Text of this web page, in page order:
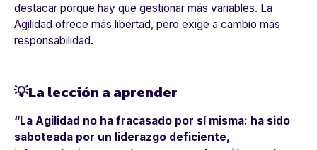
destacar porque hay que gestionar más variables. La
Agilidad ofrece más libertad, pero exige a cambio más
responsabilidad.
💡La lección a aprender
“La Agilidad no ha fracasado por sí misma: ha sido
saboteada por un liderazgo deficiente,